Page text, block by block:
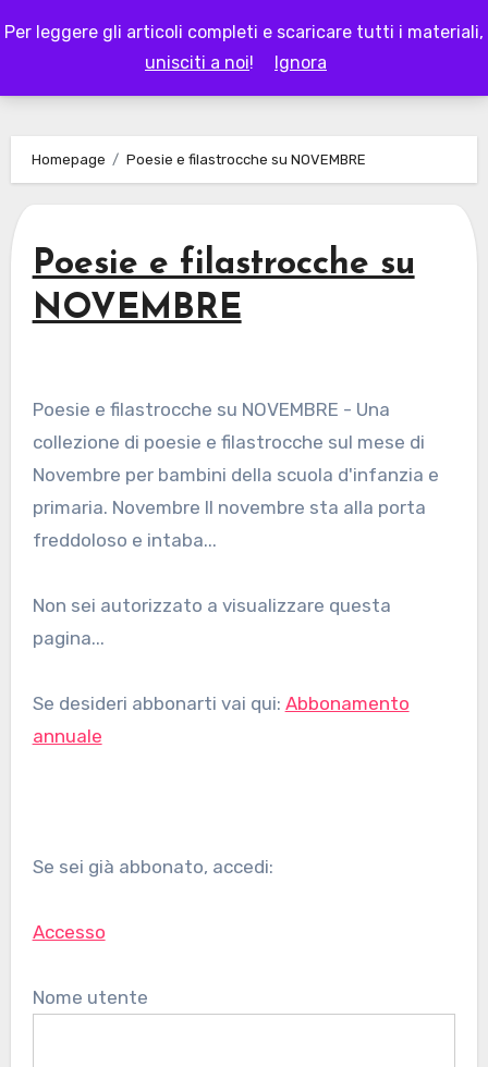
Per leggere gli articoli completi e scaricare tutti i materiali,
unisciti a noi! Ignora
to
LAPAPPADOLCE
Homepage Poesie e filastrocche su NOVEMBRE
Poesie e filastrocche su
NOVEMBRE
Poesie e filastrocche su NOVEMBRE - Una
collezione di poesie e filastrocche sul mese di
Novembre per bambini della scuola d'infanzia e
primaria. Novembre Il novembre sta alla porta
freddoloso e intaba...
Non sei autorizzato a visualizzare questa
pagina...
Se desideri abbonarti vai qui: Abbonamento
annuale
Se sei già abbonato, accedi:
Accesso
Nome utente